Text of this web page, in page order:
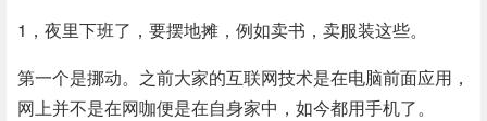
1，夜里下班了，要摆地摊，例如卖书，卖服装这些。
第一个是挪动。之前大家的互联网技术是在电脑前面应用，
网上并不是在网咖便是在自身家中，如今都用手机了。